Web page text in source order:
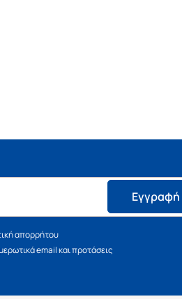
Εγγραφή
απορρήτου
email και προτάσεις